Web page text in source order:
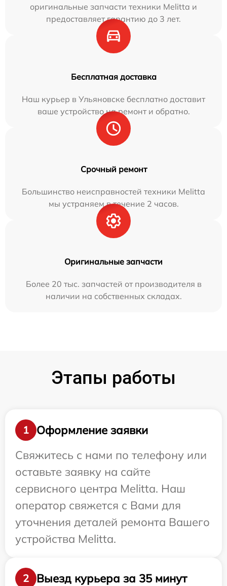
оригинальные запчасти техники Melitta и
предоставляет гарантию до 3 лет.
Бесплатная доставка
Наш курьер в Ульяновске бесплатно доставит
ваше устройство на ремонт и обратно.
Срочный ремонт
Большинство неисправностей техники Melitta
мы устраняем в течение 2 часов.
Оригинальные запчасти
Более 20 тыс. запчастей от производителя в
наличии на собственных складах.
Этапы работы
1
Оформление заявки
Свяжитесь с нами по телефону или
оставьте заявку на сайте
сервисного центра Melitta. Наш
оператор свяжется с Вами для
уточнения деталей ремонта Вашего
устройства Melitta.
2 Выезд курьера за 35 минут